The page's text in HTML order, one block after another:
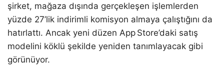
şirket, mağaza dışında gerçekleşen işlemlerden
yüzde 27’lik indirimli komisyon almaya çalıştığını da
hatırlattı. Ancak yeni düzen App Store’daki satış
modelini köklü şekilde yeniden tanımlayacak gibi
görünüyor.